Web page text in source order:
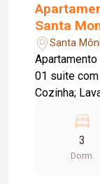
Santa
Santa
01 suite com
3
Dorm.